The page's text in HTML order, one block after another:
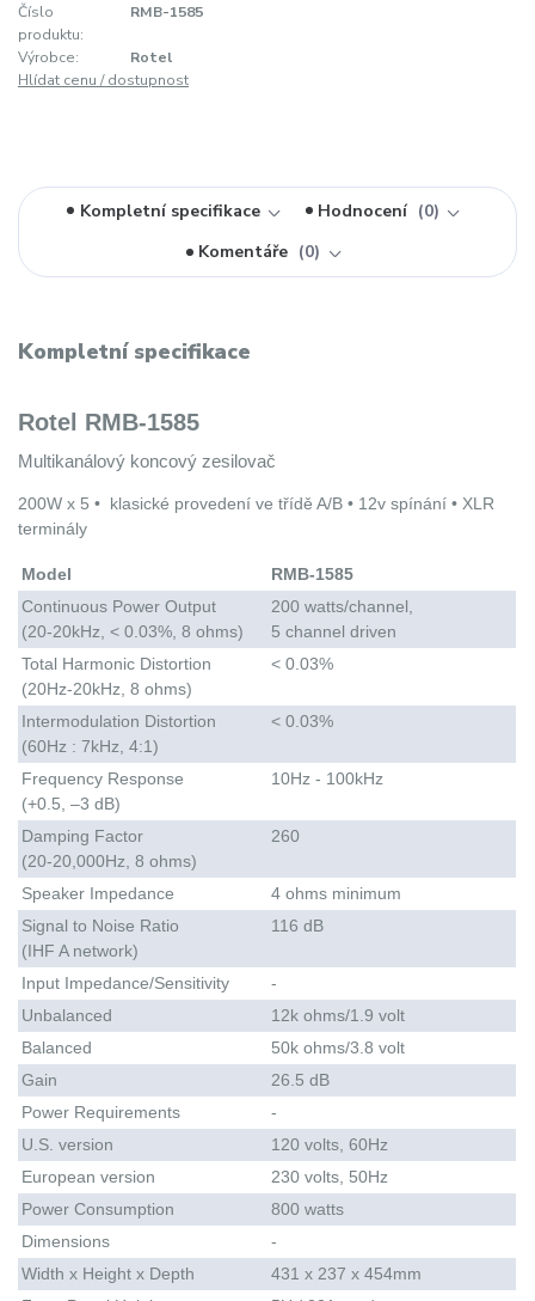
Číslo
produktu:
RMB-1585
Výrobce:
Rotel
Hlídat cenu / dostupnost
Kompletní specifikace Hodnocení
0
Komentáře
0
Kompletní specifikace
Rotel RMB-1585
Multikanálový koncový zesilovač
200W x 5 • klasické provedení ve třídě A/B • 12v spínání • XLR
terminály
Model
RMB-1585
Continuous Power Output
(20-20kHz, < 0.03%, 8 ohms)
200 watts/channel,
5 channel driven
Total Harmonic Distortion
(20Hz-20kHz, 8 ohms)
< 0.03%
Intermodulation Distortion
(60Hz : 7kHz, 4:1)
< 0.03%
Frequency Response
(+0.5, –3 dB)
10Hz - 100kHz
Damping Factor
(20-20,000Hz, 8 ohms)
260
Speaker Impedance
4 ohms minimum
Signal to Noise Ratio
(IHF A network)
116 dB
Input Impedance/Sensitivity
-
Unbalanced
12k ohms/1.9 volt
Balanced
50k ohms/3.8 volt
Gain
26.5 dB
Power Requirements
-
U.S. version
120 volts, 60Hz
European version
230 volts, 50Hz
Power Consumption
800 watts
Dimensions
-
Width x Height x Depth
431 x 237 x 454mm